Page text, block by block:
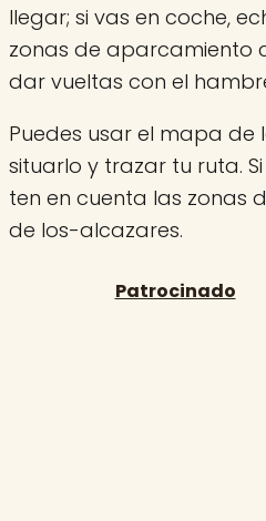
llegar; si vas en coche,
zonas de aparcamiento
dar vueltas con el
Puedes usar el mapa de
situarlo y trazar tu ruta.
ten en cuenta las zonas
de los-alcazares.